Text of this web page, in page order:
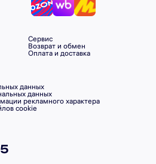
Сервис
Возврат и обмен
Оплата и доставка
данных
данных
рекламного характера
cookie